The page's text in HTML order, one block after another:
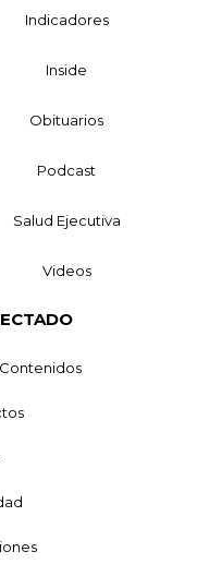
Indicadores
Inside
Obituarios
Podcast
Salud Ejecutiva
Videos